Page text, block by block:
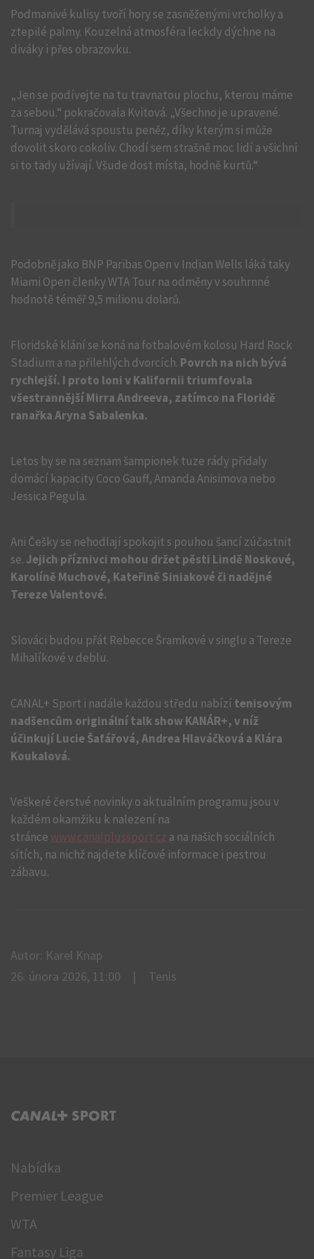
Podmanivé kulisy tvoří hory se zasněženými vrcholky a
ztepilé palmy. Kouzelná atmosféra leckdy dýchne na
diváky i přes obrazovku.
„Jen se podívejte na tu travnatou plochu, kterou máme
za sebou.“ pokračovala Kvitová. „Všechno je upravené.
Turnaj vydělává spoustu peněz, díky kterým si může
dovolit skoro cokoliv. Chodí sem strašně moc lidí a všichni
si to tady užívají. Všude dost místa, hodně kurtů.“
Podobně jako BNP Paribas Open v Indian Wells láká taky
Miami Open členky WTA Tour na odměny v souhrnné
hodnotě téměř 9,5 milionu dolarů.
Floridské klání se koná na fotbalovém kolosu Hard Rock
Stadium a na přilehlých dvorcích. Povrch na nich bývá
rychlejší. I proto loni v Kalifornii triumfovala
všestrannější Mirra Andreeva, zatímco na Floridě
ranařka Aryna Sabalenka.
Letos by se na seznam šampionek tuze rády přidaly
domácí kapacity Coco Gauff, Amanda Anisimova nebo
Jessica Pegula.
Ani Češky se nehodlají spokojit s pouhou šancí zúčastnit
se. Jejich příznivci mohou držet pěsti Lindě Noskové,
Karolíně Muchové, Kateřině Siniakové či nadějné
Tereze Valentové.
Slováci budou přát Rebecce Šramkové v singlu a Tereze
Mihalíkové v deblu.
CANAL+ Sport i nadále každou středu nabízítenisovým
nadšencům originální talk show KANÁR+, v níž
účinkují Lucie Šafářová, Andrea Hlaváčková a Klára
Koukalová.
Veškeré čerstvé novinky o aktuálním programu jsou v
každém okamžiku k nalezení na
stránce www.canalplussport.cz a na našich sociálních
sítích, na nichž najdete klíčové informace i pestrou
zábavu.
Autor: Karel Knap
26. února 2026, 11:00
Tenis
C+ SPORT
Nabídka
Premier League
WTA
Fantasy Liga